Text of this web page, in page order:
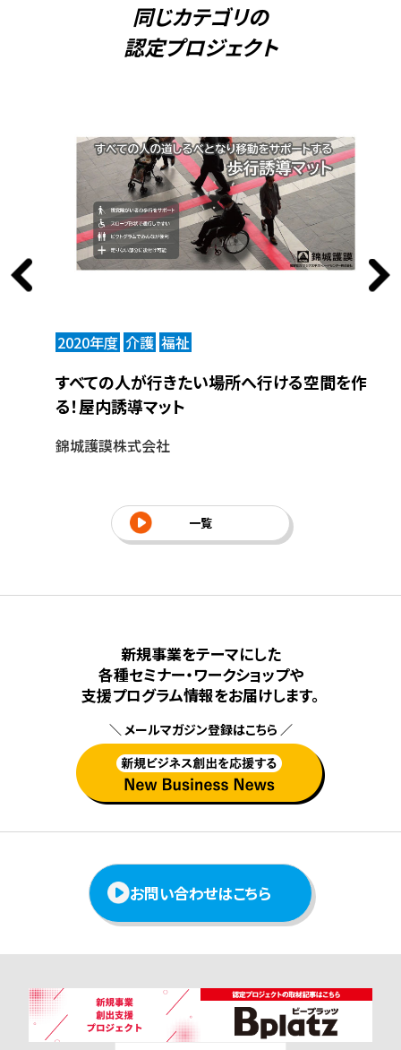
同じカテゴリの
認定プロジェクト
2020年度 介護 福祉
すべての人が行きたい場所へ行ける空間を作
る！屋内誘導マット
錦城護謨株式会社
一覧
新規事業をテーマにした
各種セミナー・ワークショップや
⽀援プログラム情報をお届けします。
＼ メールマガジン登録はこちら ／
お問い合わせはこちら